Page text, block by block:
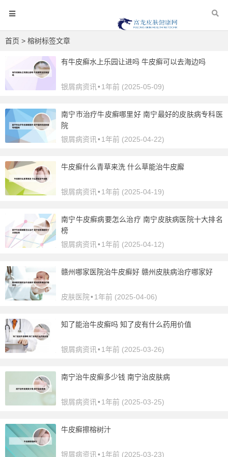
首页 > 榕树标签文章
有牛皮癣水上乐园让进吗 牛皮癣可以去海边吗
银屑病资讯 •1年前 (2025-05-09)
南宁市治疗牛皮癣哪里好 南宁最好的皮肤病专科医
院
银屑病资讯 •1年前 (2025-04-22)
牛皮癣什么青草来洗 什么草能治牛皮廨
银屑病资讯 •1年前 (2025-04-19)
南宁牛皮癣病要怎么治疗 南宁皮肤病医院十大排名
榜
银屑病资讯 •1年前 (2025-04-12)
赣州哪家医院治牛皮癣好 赣州皮肤病治疗哪家好
皮肤医院•1年前 (2025-04-06)
知了能治牛皮癣吗 知了皮有什么药用价值
银屑病资讯 •1年前 (2025-03-26)
南宁治牛皮癣多少钱 南宁治皮肤病
银屑病资讯 •1年前 (2025-03-25)
牛皮癣擦榕树汁
银屑病资讯 •1年前 (2025-03-23)